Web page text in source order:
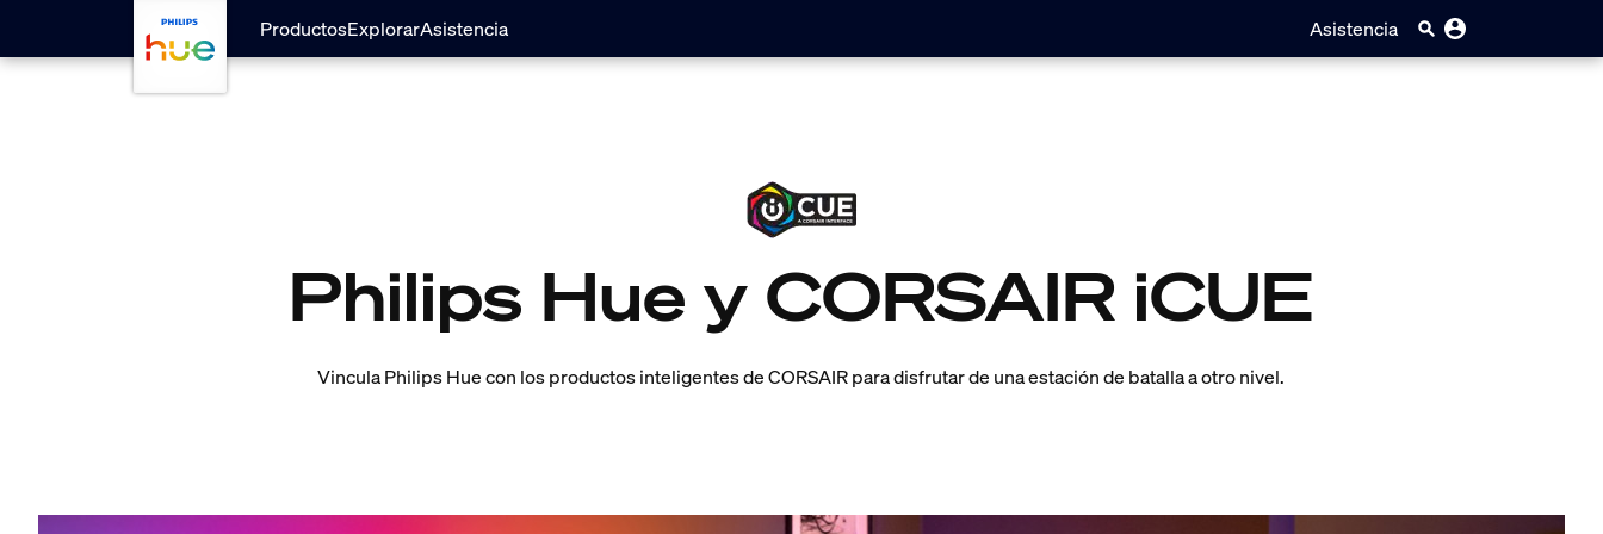
skip.to.main.content
ProductosExplorarAsistencia Asistencia
Philips Hue y CORSAIR iCUE
Vincula Philips Hue con los productos inteligentes de CORSAIR para disfrutar de una estación de batalla a otro nivel.